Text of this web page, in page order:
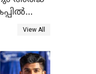
View All